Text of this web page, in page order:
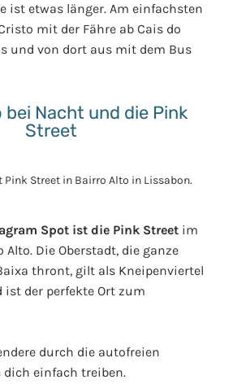
ist etwas länger. Am einfachsten
mit der Fähre ab Cais do
und von dort aus mit dem Bus
bei Nacht und die Pink
Street
Spot ist die Pink Street im
Alto. Die Oberstadt, die ganze
thront, gilt als Kneipenviertel
ist der perfekte Ort zum
durch die autofreien
dich einfach treiben.